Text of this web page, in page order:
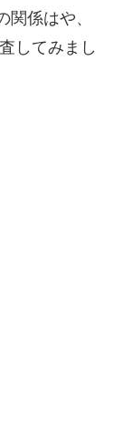
関係はや、
してみまし